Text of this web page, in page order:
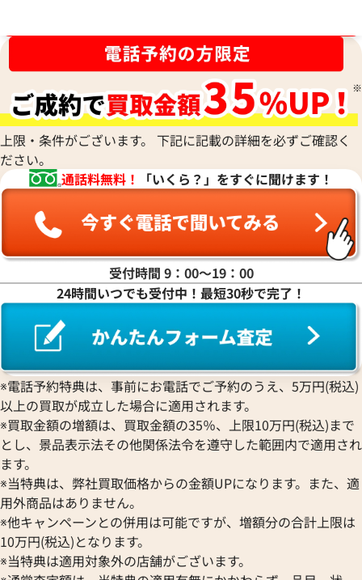
上限・条件がございます。 下記に記載の詳細を必ずご確認く
ださい。
通話料無料！
「いくら？」をすぐに聞けます！
受付時間 9：00〜19：00
24時間いつでも受付中！最短30秒で完了！
※電話予約特典は、事前にお電話でご予約のうえ、5万円(税込)
以上の買取が成立した場合に適用されます。
※買取金額の増額は、買取金額の35％、上限10万円(税込)まで
とし、景品表示法その他関係法令を遵守した範囲内で適用され
ます。
※当特典は、弊社買取価格からの金額UPになります。また、適
用外商品はありません。
※他キャンペーンとの併用は可能ですが、増額分の合計上限は
10万円(税込)となります。
※当特典は適用対象外の店舗がございます。